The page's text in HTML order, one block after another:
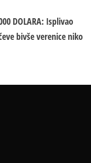
DOLARA: Isplivao
bivše verenice niko